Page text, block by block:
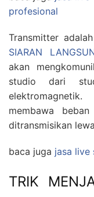
profesional
Transmitter
SIARAN
akan
studio dari
membawa
ditransmisikan
baca juga jasa live
TRIK